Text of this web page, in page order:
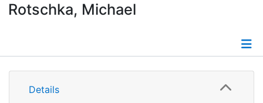
Rotschka, Michael
Details
Details